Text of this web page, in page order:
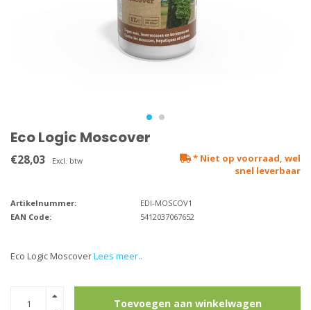
Eco Logic Moscover
€28,03 Excl. btw
* Niet op voorraad, wel
snel leverbaar
Artikelnummer:
EDI-MOSCOV1
EAN Code:
5412037067652
Eco Logic MoscoverLees meer..
Toevoegen aan winkelwagen